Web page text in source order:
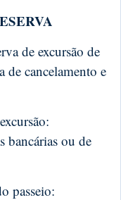
de excursão de
de cancelamento e
bancárias ou de
passeio: